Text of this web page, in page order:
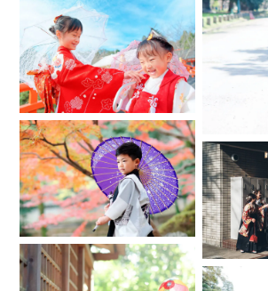
大変お手数ですが、ご予約手続きをされ
をお願いいたします。
〇-----〇
《お問い合わせの際のお願い》
お客様とのやり取りをスムーズにするため
【希望日時】可能であれば第一希望から第
ご提案頂ければ助かります。
【撮影内容】どういう風に撮りたいかのイ
数など。
【撮影予定地】撮影希望の名称、住所、最
せくださいませ。
住所や最寄り駅をお伺いするのは同名の施
可能性があるためです。